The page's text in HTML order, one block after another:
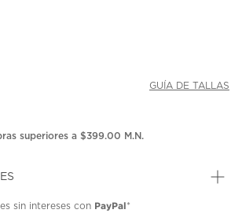
GUÍA DE TALLAS
superiores a $399.00 M.N.
sin intereses con PayPal*